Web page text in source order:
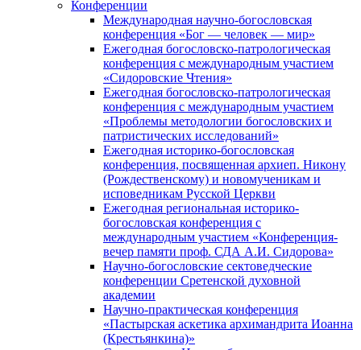
Конференции
Международная научно-богословская
конференция «Бог — человек — мир»
Ежегодная богословско-патрологическая
конференция с международным участием
«Сидоровские Чтения»
Ежегодная богословско-патрологическая
конференция с международным участием
«Проблемы методологии богословских и
патристических исследований»
Ежегодная историко-богословская
конференция, посвященная архиеп. Никону
(Рождественскому) и новомученикам и
исповедникам Русской Церкви
Ежегодная региональная историко-
богословская конференция с
международным участием «Конференция-
вечер памяти проф. СДА А.И. Сидорова»
Научно-богословские сектоведческие
конференции Сретенской духовной
академии
Научно-практическая конференция
«Пастырская аскетика архимандрита Иоанна
(Крестьянкина)»